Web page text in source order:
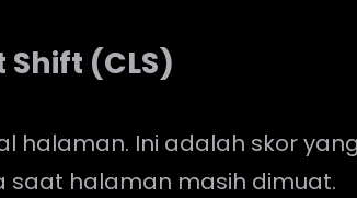
(CLS)
halaman. Ini adalah skor
halaman masih dimuat.